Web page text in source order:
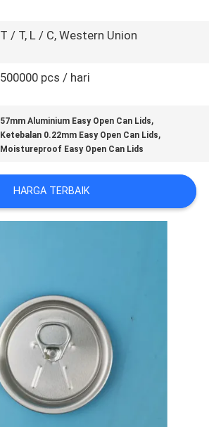
T / T, L / C, Western Union
500000 pcs / hari
57mm Aluminium Easy Open Can Lids,
Ketebalan 0.22mm Easy Open Can Lids,
Moistureproof Easy Open Can Lids
HARGA TERBAIK